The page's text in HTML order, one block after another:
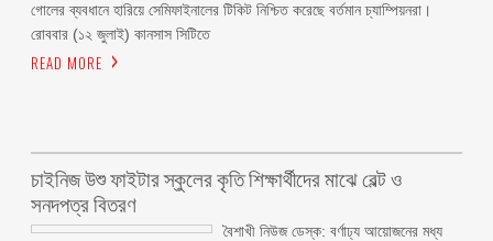
গোলের ব্যবধানে হারিয়ে সেমিফাইনালের টিকিট নিশ্চিত করেছে বর্তমান চ্যাম্পিয়নরা।
রোববার (১২ জুলাই) কানসাস সিটিতে
READ MORE
চাইনিজ উশু ফাইটার স্কুলের কৃতি শিক্ষার্থীদের মাঝে বেল্ট ও
সনদপত্র বিতরণ
বৈশাখী নিউজ ডেস্ক: বর্ণাঢ্য আয়োজনের মধ্য